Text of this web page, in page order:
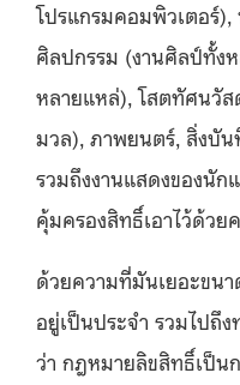
โปรแกรมคอมพิวเตอร์
ศิลปกรรม (งานศิลป์ทั้ง
หลายแหล่), โสตทัศนวัส
มวล), ภาพยนตร์, สิ่งบัน
รวมถึงงานแสดงของนั
คุ้มครองสิทธิ์เอาไว้ด้วย
ด้วยความที่มันเยอะขน
อยู่เป็นประจำ รวมไปถึ
ว่า กฎหมายลิขสิทธิ์เป็น